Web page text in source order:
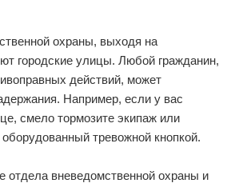
охраны, выходя на
городские улицы. Любой гражданин,
действий, может
Например, если у вас
смело тормозите экипаж или
тревожной кнопкой.
отдела вневедомственной охраны и